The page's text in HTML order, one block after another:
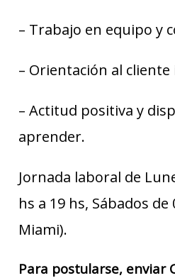
– Trabajo en equipo y
– Orientación al
– Actitud positiva y
aprender.
Jornada laboral de
hs a 19 hs, Sábados
Miami).
Para postularse, enviar